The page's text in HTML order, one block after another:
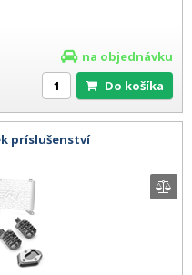
na objednávku
Do košíka
príslušenství